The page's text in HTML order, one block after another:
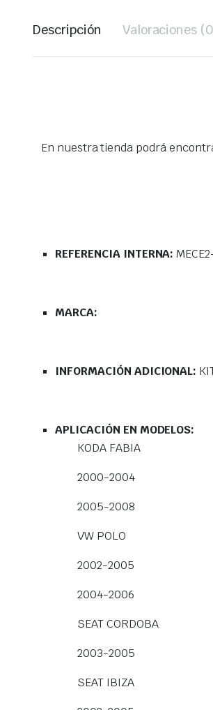
Descripción Valoraciones
En nuestra tienda podrá
REFERENCIA INTERNA:
MARCA:
INFORMACIÓN ADICIONAL:
APLICACIÓN EN MODELOS:
KODA FABIA
2000-2004
2005-2008
VW POLO
2002-2005
2004-2006
SEAT CORDOBA
2003-2005
SEAT IBIZA